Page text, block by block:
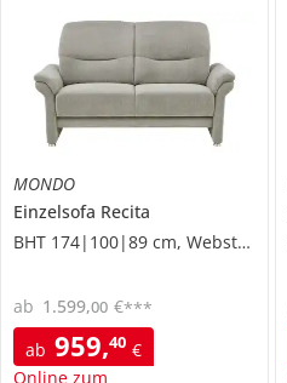
MONDO
Einzelsofa Recita
BHT 174|100|89 cm, Webstoff
ab 959,40 €
Online zum
ab 1.599,00 €***